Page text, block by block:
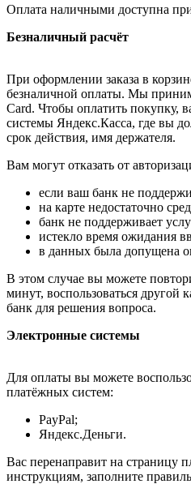
Оплата наличными доступна
Безналичный расчёт
При оформлении заказа в
безналичной оплаты. Мы
Card. Чтобы оплатить покупку,
системы Яндекс.Касса, где вы
срок действия, имя держателя.
Вам могут отказать от
если ваш банк не
на карте недостаточно
банк не поддерживает
истекло время ожидания
в данных была допущена
В этом случае вы можете
минут, воспользоваться другой
банк для решения вопроса.
Электронные системы
Для оплаты вы можете
платёжных систем:
PayPal;
Яндекс.Деньги.
Вас перенаправит на страницу
инструкциям, заполните